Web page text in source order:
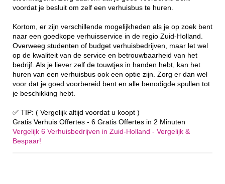
voordat je besluit om zelf een verhuisbus te huren.
Kortom, er zijn verschillende mogelijkheden als je op zoek bent
naar een goedkope verhuisservice in de regio Zuid-Holland.
Overweeg studenten of budget verhuisbedrijven, maar let wel
op de kwaliteit van de service en betrouwbaarheid van het
bedrijf. Als je liever zelf de touwtjes in handen hebt, kan het
huren van een verhuisbus ook een optie zijn. Zorg er dan wel
voor dat je goed voorbereid bent en alle benodigde spullen tot
je beschikking hebt.
✅ TIP: ( Vergelijk altijd voordat u koopt )
Gratis Verhuis Offertes - 6 Gratis Offertes in 2 Minuten
Vergelijk 6 Verhuisbedrijven in Zuid-Holland - Vergelijk &
Bespaar!